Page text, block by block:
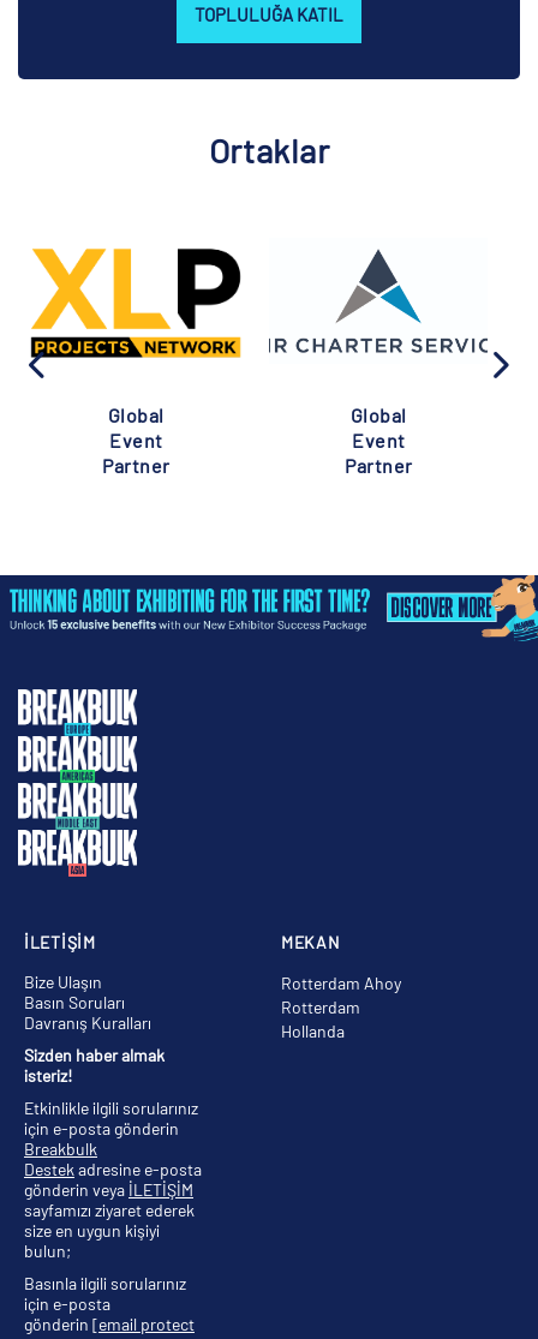
TOPLULUĞA KATIL
Ortaklar
Global
Event
Partner
Global
Event
Partner
MEKAN
Rotterdam Ahoy
Rotterdam
Hollanda
İLETİŞİM
Bize Ulaşın
Basın Soruları
Davranış Kuralları
Sizden haber almak
isteriz!
Etkinlikle ilgili sorularınız
için e-posta gönderin
Breakbulk
Destek adresine e-posta
gönderin veya İLETİŞİM
sayfamızı ziyaret ederek
size en uygun kişiyi
bulun;
Basınla ilgili sorularınız
için e-posta
gönderin [email protect